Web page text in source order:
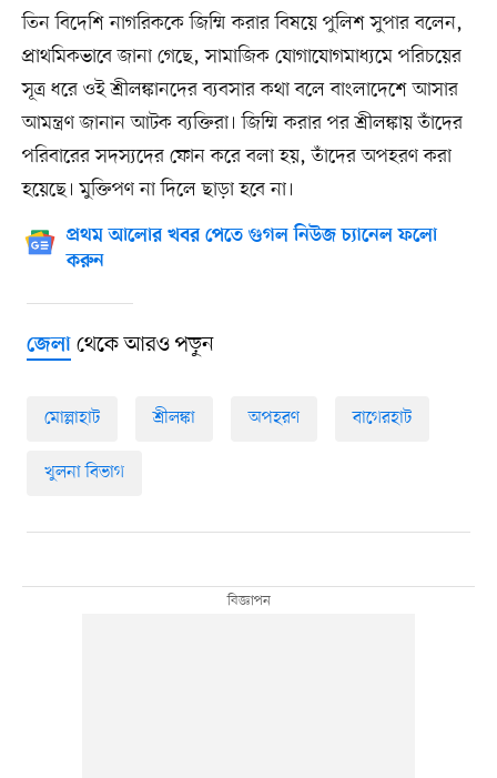
তিন বিদেশি নাগরিককে জিম্মি করার বিষয়ে পুলিশ সুপার বলেন,
প্রাথমিকভাবে জানা গেছে, সামাজিক যোগাযোগমাধ্যমে পরিচয়ের
সূত্র ধরে ওই শ্রীলঙ্কানদের ব্যবসার কথা বলে বাংলাদেশে আসার
আমন্ত্রণ জানান আটক ব্যক্তিরা। জিম্মি করার পর শ্রীলঙ্কায় তাঁদের
পরিবারের সদস্যদের ফোন করে বলা হয়, তাঁদের অপহরণ করা
হয়েছে। মুক্তিপণ না দিলে ছাড়া হবে না।
প্রথম আলোর খবর পেতে গুগল নিউজ চ্যানেল ফলো
করুন
জেলাথেকে আরও পড়ুন
মোল্লাহাট শ্রীলঙ্কা অপহরণ বাগেরহাট
খুলনা বিভাগ